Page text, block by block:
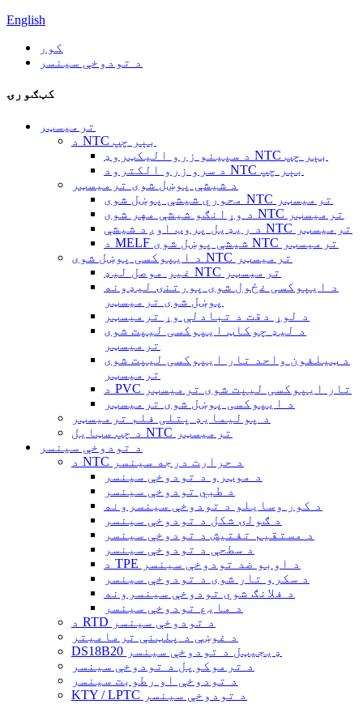
English
کور
د تودوخې سینسر
کټګورۍ
ترمیسټر
د NTC بېر چپ
د سپینو زرو الیکټروډ NTC بېر چپ
د سرو زرو الکترود NTC بېر چپ
د شیشې پوښل شوی ترمیسټر
محوري شیشې پوښل شوی NTC ترمیسټر
د وړانګو شیشې مهر شوی NTC ترمیسټر
د ریډیل پروب اوږد شیشې NTC ترمیسټر
د MELF شیشې پوښل شوی NTC ترمیسټر
د ایپوکسی پوښل شوی NTC ترمیسټر
غیر موصل لیډ NTC ترمیسټر
د ایپوکسی غځول شوی پورتنۍ لیډونه
پوښل شوی ترمیسټر
د لوړ دقت د تبادلې وړ ترمیسټر
د لیډ چوکاټ ایپوکسی لیپت شوی
ترمیسټر
د ټیلفون واحد تار ایپوکسی لیپت شوی
ترمیسټر
د PVC تار ایپوکسی لیپت شوی ترمیسټر
د ایپوکسی پوښل شوی ترمیسټر
د پولیمایډ پتلی فلم ترمیسټر
د چپ سټایل NTC ترمیسټر
د تودوخې سینسر
د NTC د حرارت درجه سینسر
د موټرو د تودوخې سینسر
د طبي تودوخې سینسر
د کور وسایلو د تودوخې سینسرونه
د ګولۍ شکل د تودوخې سینسر
د مستقیم تفتیش د تودوخې سینسر
د سطحې د تودوخې سینسر
د TPE د اوبو ضد تودوخې سینسر
د سکرو تار شوی د تودوخې سینسر
د فلانګ شوي تودوخې سینسرونه
د مایع تودوخې سینسر
د RTD د تودوخې سینسر
د غوښې د پلټنې ترمامیتر
DS18B20 ډیجیټل د تودوخې سینسر
د ترموکوپل د تودوخې سینسر
د تودوخې او رطوبت سینسر
KTY / LPTC د تودوخې سینسر